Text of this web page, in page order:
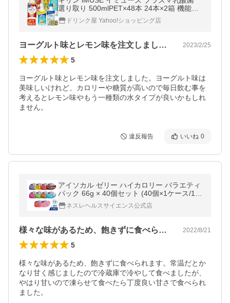
選り取り 500mlPET×48本 24本×2箱 機能性
表示食品 免疫ケア 【1〜2営業日以内に出
荷】 送料無料
ドリンク屋 Yahoo!ショッピング店
ヨーグルト味とレモン味を注文しました。… 2023/2/25
5
ヨーグルト味とレモン味を注文しました。ヨーグルト味は
美味しいけれど、カロリーや糖質が高いので毎日飲む事を
考えるとレモン味やもう一種類の水タイプが良いかもしれ
ません。
違反報告 いいね 0
アイソカル ゼリー ハイカロリー バラエティ
パック 66g × 40個セット (40個×1ケース/10
種×各4個) (ネスレ 栄養 たんぱく質 介護 ア
ソート hc1 cp)
ネスレヘルスサイエンス公式店
様々な味があるため、飽きずに食べられま… 2022/8/21
5
様々な味があるため、飽きずに食べられます。常温だとか
なり甘く感じましたので冷蔵庫で冷やして食べましたが、
やはり甘いので凍らせて食べたら丁度良い甘さで食べられ
ました。